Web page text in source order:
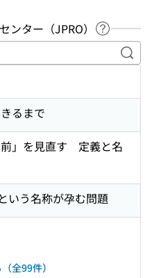
ンター（JPRO）
ヘルプペ
キ
るまで
」を見直す 定義と名
いう名称が孕む問題
全99件）